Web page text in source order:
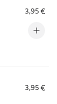
3,95 €
3,95 €